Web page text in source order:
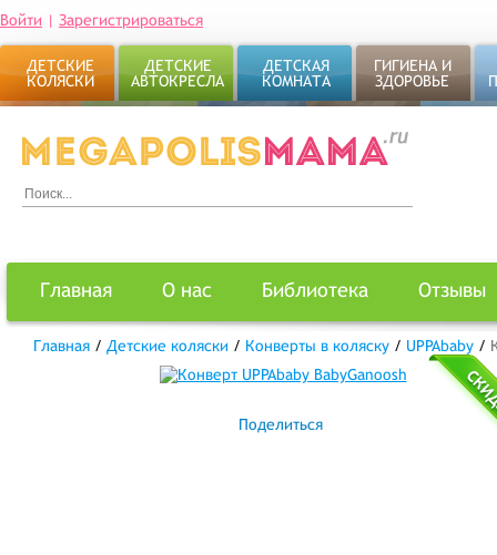
Войти | Зарегистрироваться
ДЕТСКИЕ
КОЛЯСКИ
ДЕТСКИЕ
АВТОКРЕСЛА
ДЕТСКАЯ
КОМНАТА
ГИГИЕНА И
ЗДОРОВЬЕ
Главная О нас Библиотека Отзывы
Главная / Детские коляски / Конверты в коляску / UPPAbaby /
Поделиться